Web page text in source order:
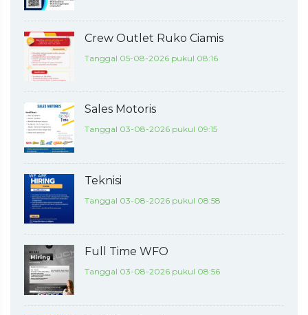
Crew Outlet Ruko Ciamis
Tanggal 05-08-2026 pukul 08:16
Sales Motoris
Tanggal 03-08-2026 pukul 09:15
Teknisi
Tanggal 03-08-2026 pukul 08:58
Full Time WFO
Tanggal 03-08-2026 pukul 08:56